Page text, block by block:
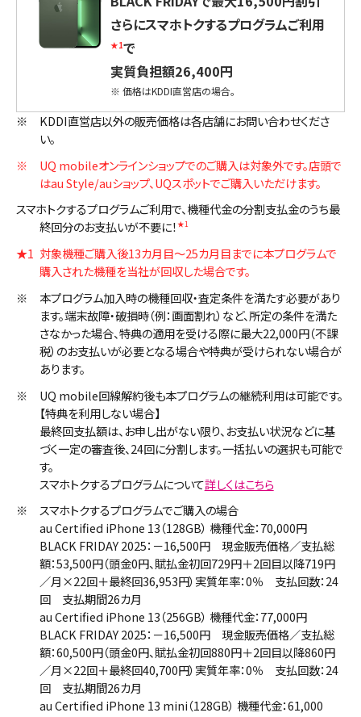
さらにスマホトクするプログラムご利用
★1で
実質負担額26,400円
※ 価格はKDDI直営店の場合。
※
KDDI直営店以外の販売価格は各店舗にお問い合わせくださ
い。
※
UQ mobileオンラインショップでのご購入は対象外です。店頭で
はau Style/auショップ、UQスポットでご購入いただけます。
スマホトクするプログラムご利用で、機種代金の分割支払金のうち最
終回分のお支払いが不要に！ ★1
★1 対象機種ご購入後13カ月目～25カ月目までに本プログラムで
購入された機種を当社が回収した場合です。
※
本プログラム加入時の機種回収・査定条件を満たす必要があり
ます。端末故障・破損時（例：画面割れ）など、所定の条件を満た
さなかった場合、特典の適用を受ける際に最大22,000円（不課
税）のお支払いが必要となる場合や特典が受けられない場合が
あります。
※
UQ mobile回線解約後も本プログラムの継続利用は可能です。
【特典を利用しない場合】
最終回支払額は、お申し出がない限り、お支払い状況などに基
づく一定の審査後、24回に分割します。一括払いの選択も可能で
す。
スマホトクするプログラムについて詳しくはこちら
※
スマホトクするプログラムでご購入の場合
au Certified iPhone 13（128GB） 機種代金：70,000円
BLACK FRIDAY 2025：－16,500円 現金販売価格／支払総
額：53,500円（頭金0円、賦払金初回729円＋2回目以降719円
／月×22回＋最終回36,953円）実質年率：0％ 支払回数：24
回 支払期間26カ月
au Certified iPhone 13（256GB） 機種代金：77,000円
BLACK FRIDAY 2025：－16,500円 現金販売価格／支払総
額：60,500円（頭金0円、賦払金初回880円＋2回目以降860円
／月×22回＋最終回40,700円）実質年率：0％ 支払回数：24
回 支払期間26カ月
au Certified iPhone 13 mini（128GB） 機種代金：61,000